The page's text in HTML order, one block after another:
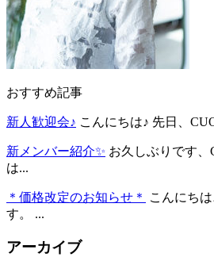
おすすめ記事
新人歓迎会♪ こんにちは♪ 先日、
新メンバー紹介✨ お久しぶりです、
は...
＊価格改定のお知らせ＊
こんにち
す。 ...
アーカイブ